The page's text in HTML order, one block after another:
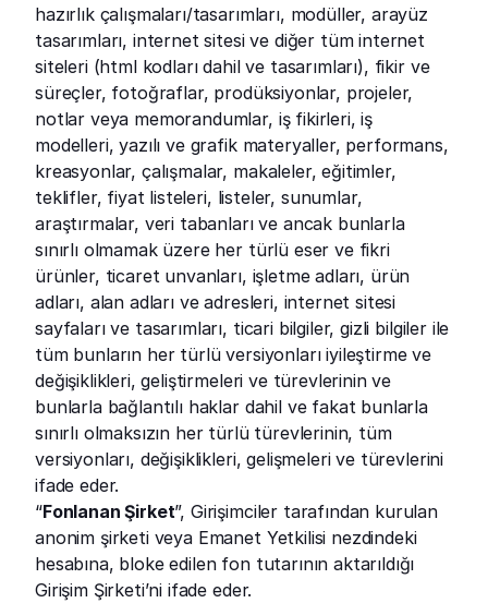
hazırlık çalışmaları/tasarımları, modüller, arayüz
tasarımları, internet sitesi ve diğer tüm internet
siteleri (html kodları dahil ve tasarımları), fikir ve
süreçler, fotoğraflar, prodüksiyonlar, projeler,
notlar veya memorandumlar, iş fikirleri, iş
modelleri, yazılı ve grafik materyaller, performans,
kreasyonlar, çalışmalar, makaleler, eğitimler,
teklifler, fiyat listeleri, listeler, sunumlar,
araştırmalar, veri tabanları ve ancak bunlarla
sınırlı olmamak üzere her türlü eser ve fikri
ürünler, ticaret unvanları, işletme adları, ürün
adları, alan adları ve adresleri, internet sitesi
sayfaları ve tasarımları, ticari bilgiler, gizli bilgiler ile
tüm bunların her türlü versiyonları iyileştirme ve
değişiklikleri, geliştirmeleri ve türevlerinin ve
bunlarla bağlantılı haklar dahil ve fakat bunlarla
sınırlı olmaksızın her türlü türevlerinin, tüm
versiyonları, değişiklikleri, gelişmeleri ve türevlerini
ifade eder.
“Fonlanan Şirket”, Girişimciler tarafından kurulan
anonim şirketi veya Emanet Yetkilisi nezdindeki
hesabına, bloke edilen fon tutarının aktarıldığı
Girişim Şirketi’ni ifade eder.